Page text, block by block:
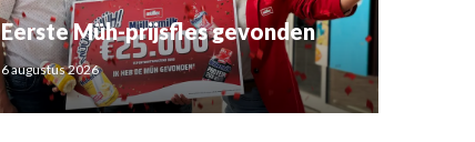
Eerste Müh-prijsfles gevonden
6 augustus 2026